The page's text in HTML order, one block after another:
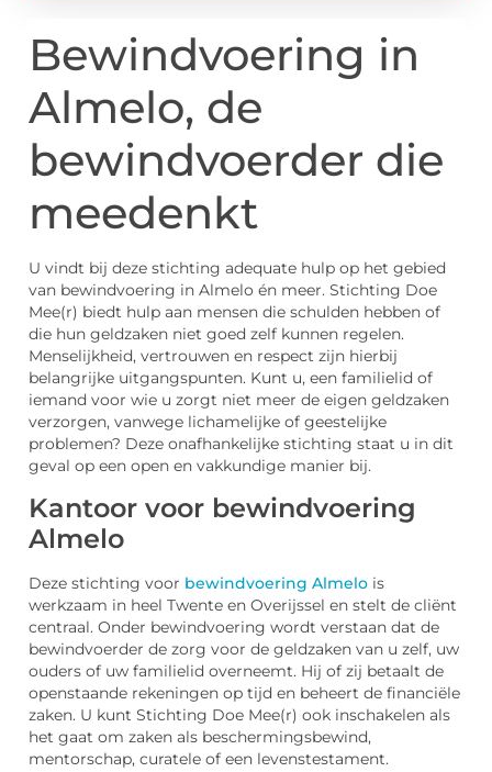
Bewindvoering in
Almelo, de
bewindvoerder die
meedenkt
U vindt bij deze stichting adequate hulp op het gebied
van bewindvoering in Almelo én meer. Stichting Doe
Mee(r) biedt hulp aan mensen die schulden hebben of
die hun geldzaken niet goed zelf kunnen regelen.
Menselijkheid, vertrouwen en respect zijn hierbij
belangrijke uitgangspunten. Kunt u, een familielid of
iemand voor wie u zorgt niet meer de eigen geldzaken
verzorgen, vanwege lichamelijke of geestelijke
problemen? Deze onafhankelijke stichting staat u in dit
geval op een open en vakkundige manier bij.
Kantoor voor bewindvoering
Almelo
Deze stichting voor bewindvoering Almelo is
werkzaam in heel Twente en Overijssel en stelt de cliënt
centraal. Onder bewindvoering wordt verstaan dat de
bewindvoerder de zorg voor de geldzaken van u zelf, uw
ouders of uw familielid overneemt. Hij of zij betaalt de
openstaande rekeningen op tijd en beheert de financiële
zaken. U kunt Stichting Doe Mee(r) ook inschakelen als
het gaat om zaken als beschermingsbewind,
mentorschap, curatele of een levenstestament.